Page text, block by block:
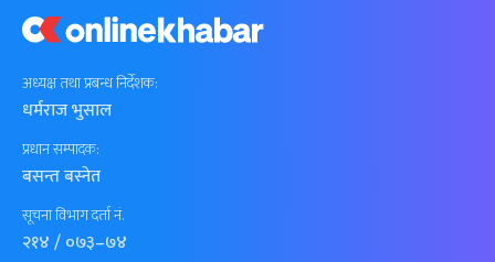
अध्यक्ष तथा प्रबन्ध निर्देशक:
धर्मराज भुसाल
प्रधान सम्पादक:
बसन्त बस्नेत
सूचना विभाग दर्ता नं.
२१४ / ०७३–७४